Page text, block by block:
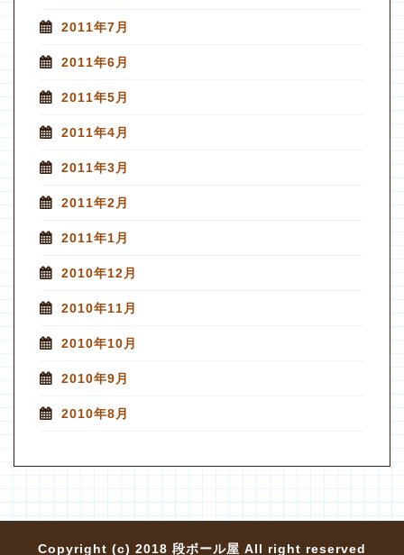
2011年7月
2011年6月
2011年5月
2011年4月
2011年3月
2011年2月
2011年1月
2010年12月
2010年11月
2010年10月
2010年9月
2010年8月
Copyright (c) 2018 段ボール屋 All right reserved